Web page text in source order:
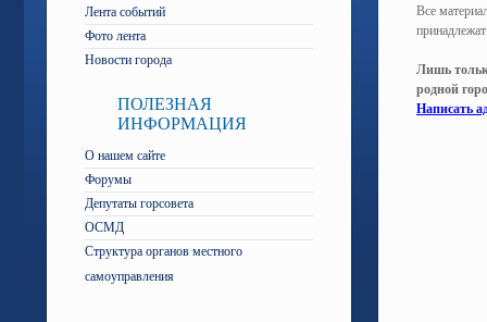
Лента событий
Фото лента
Новости города
ПОЛЕЗНАЯ
ИНФОРМАЦИЯ
О нашем сайте
Форумы
Депутаты горсовета
ОСМД
Структура органов местного
самоуправления
Все
Лишь
родной
Написать